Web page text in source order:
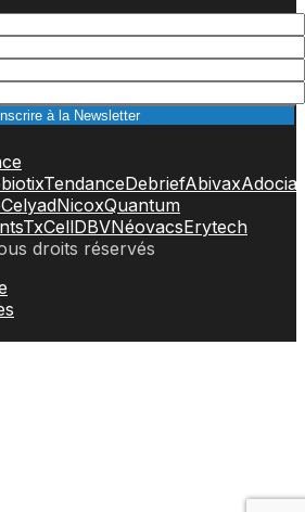
TendanceDebriefAbivaxAdocia
CelyadNicoxQuantum
TxCellDBVNéovacsErytech
droits réservés